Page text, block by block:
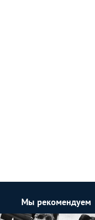
Мы рекомендуем